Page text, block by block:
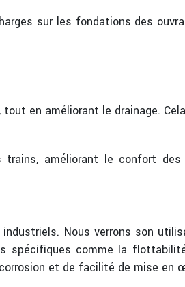
sur les fondations des
en améliorant le drainage.
améliorant le confort
Nous verrons son
spécifiques comme la
et de facilité de mise en